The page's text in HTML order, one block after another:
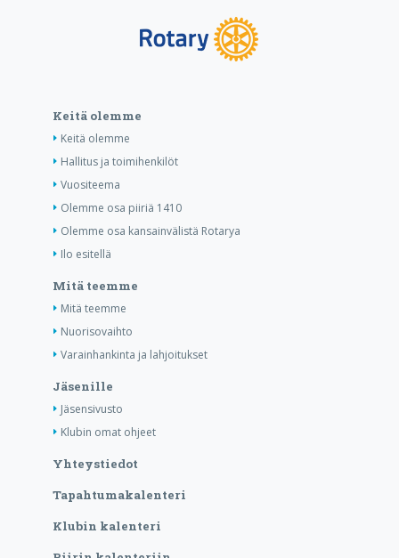
Keitä olemme
Keitä olemme
Hallitus ja toimihenkilöt
Vuositeema
Olemme osa piiriä 1410
Olemme osa kansainvälistä Rotarya
Ilo esitellä
Mitä teemme
Mitä teemme
Nuorisovaihto
Varainhankinta ja lahjoitukset
Jäsenille
Jäsensivusto
Klubin omat ohjeet
Yhteystiedot
Tapahtumakalenteri
Klubin kalenteri